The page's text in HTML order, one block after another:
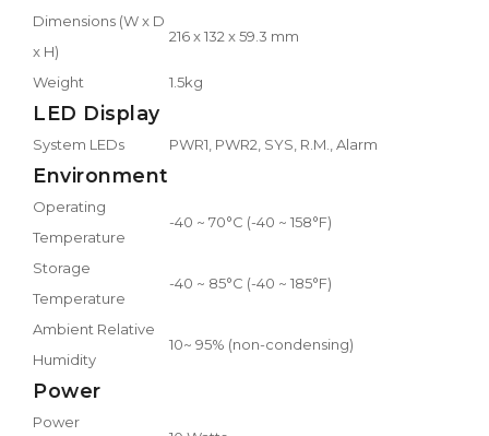
Dimensions (W x D
x H)
216 x 132 x 59.3 mm
Weight 1.5kg
LED Display
System LEDs PWR1, PWR2, SYS, R.M., Alarm
Environment
Operating
Temperature
-40 ~ 70°C (-40 ~ 158°F)
Storage
Temperature
-40 ~ 85°C (-40 ~ 185°F)
Ambient Relative
Humidity
10~ 95% (non-condensing)
Power
Power